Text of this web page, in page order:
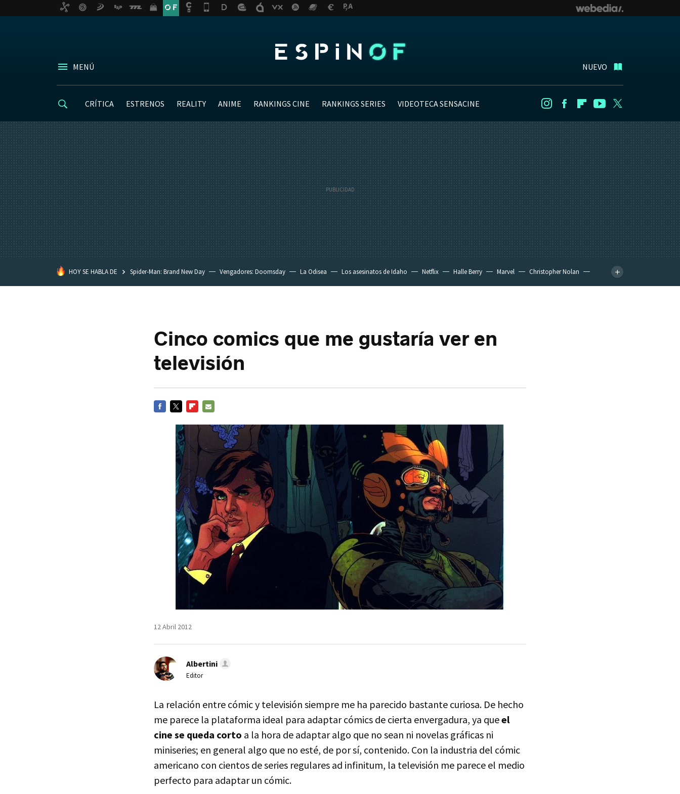
MENÚ NUEVO
CRÍTICA ESTRENOS REALITY ANIME RANKINGS CINE RANKINGS SERIES VIDEOTECA SENSACINE InstagramFacebookFlipboard
Youtube
HOY SE HABLA DE Spider-Man: Brand New Day Vengadores: Doomsday La Odisea Los asesinatos de Idaho Netflix Halle Berry Marvel
Christopher Nolan
Cinco comics que me gustaría ver en
televisión
MAIL
12 Abril 2012
Albertini
Editor
La relación entre cómic y televisión siempre me ha parecido bastante curiosa. De hecho
me parece la plataforma ideal para adaptar cómics de cierta envergadura, ya queel
cine se queda corto a la hora de adaptar algo que no sean ni novelas gráficas ni
miniseries; en general algo que no esté, de por sí, contenido. Con la industria del cómic
americano con cientos de series regulares ad infinitum, la televisión me parece el medio
perfecto para adaptar un cómic.